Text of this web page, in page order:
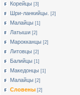
Корейцы [3]
Шри-ланкийцы. [2]
Малайцы [1]
Латыши [2]
Марокканцы [2]
Литовцы [2]
Балийцы [1]
Македонцы [1]
Малайцы [2]
Словены [2]